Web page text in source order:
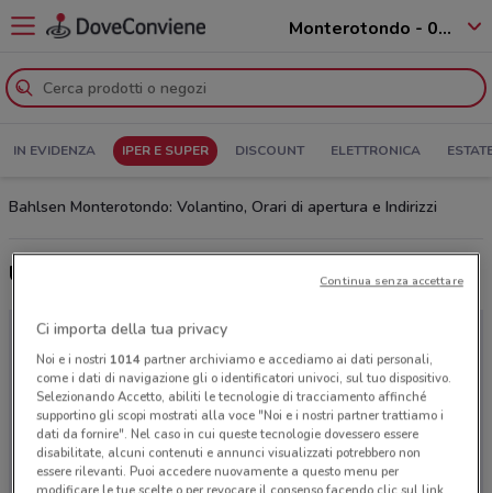
Monterotondo - 00015
IN EVIDENZA IPER E SUPER DISCOUNT ELETTRONICA
Bahlsen Monterotondo: Volantino, Orari di apertura e Indirizzi
Ultime offerte del volantino Bahlsen
Ci importa della tua privacy
Noi e i nostri 1014partner archiviamo e accediamo ai dati personali,
come i dati di navigazione gli o identificatori univoci, sul tuo dispositivo.
Selezionando Accetto, abiliti le tecnologie di tracciamento affinché
supportino gli scopi mostrati alla voce "Noi e i nostri partner trattiamo i
dati da fornire". Nel caso in cui queste tecnologie dovessero essere
disabilitate, alcuni contenuti e annunci visualizzati potrebbero non
essere rilevanti. Puoi accedere nuovamente a questo menu per
Continua senza accettare